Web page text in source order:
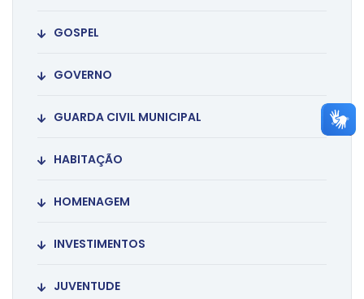
GOSPEL
GOVERNO
GUARDA CIVIL MUNICIPAL
HABITAÇÃO
HOMENAGEM
INVESTIMENTOS
JUVENTUDE